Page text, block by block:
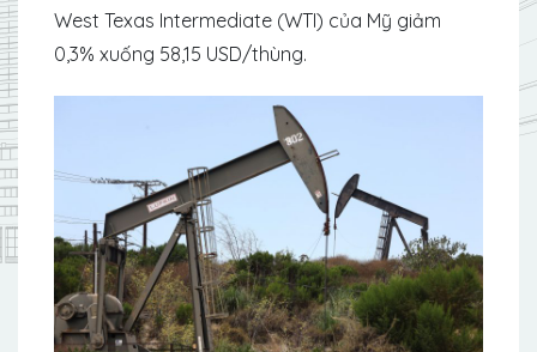
West Texas Intermediate (WTI) của Mỹ giảm
0,3% xuống 58,15 USD/thùng.